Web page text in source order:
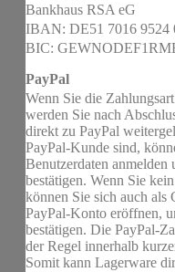
Bankhaus RSA eG
IBAN: DE51 7016 9524
BIC:
PayPal
Wenn Sie die
werden Sie nach
direkt zu PayPal
PayPal-Kunde sind,
Benutzerdaten anmelden
bestätigen. Wenn Sie
können Sie sich auch als
PayPal-Konto eröffnen,
bestätigen. Die PayPal-
der Regel innerhalb
Somit kann Lagerware